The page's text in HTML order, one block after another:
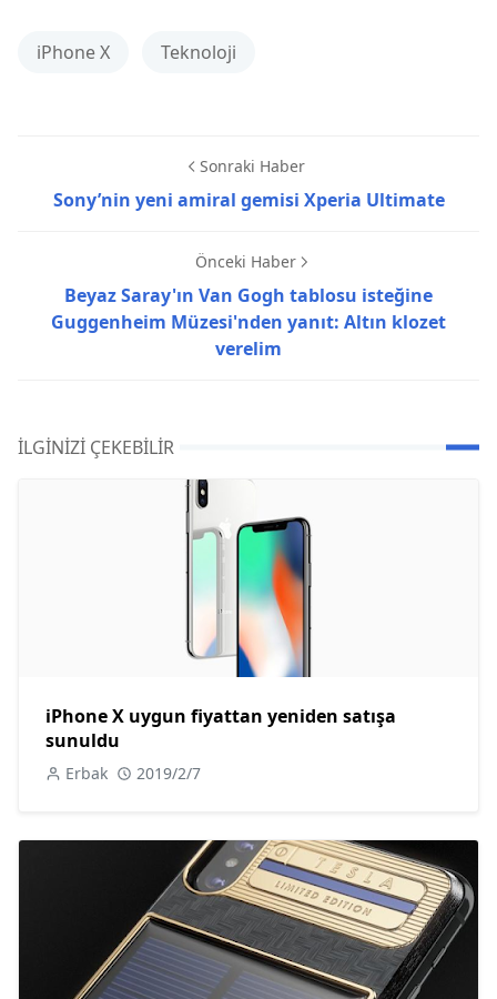
iPhone X Teknoloji
Sonraki Haber
Sony’nin yeni amiral gemisi Xperia Ultimate
Önceki Haber
Beyaz Saray'ın Van Gogh tablosu isteğine
Guggenheim Müzesi'nden yanıt: Altın klozet
verelim
İLGINIZI ÇEKEBILIR
iPhone X uygun fiyattan yeniden satışa
sunuldu
Erbak 2019/2/7